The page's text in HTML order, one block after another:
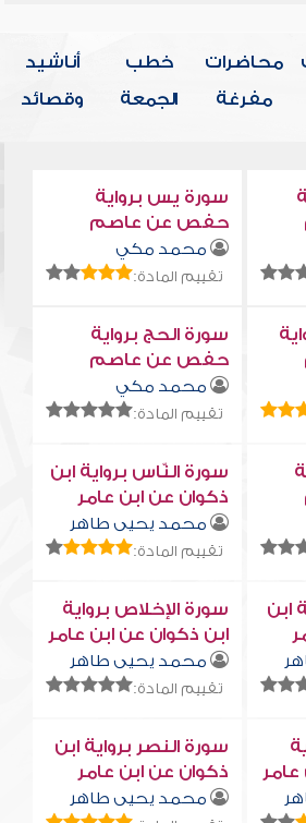
محاضرات
مفرغة
خطب
الجمعة
أناشيد
وقصائد
سورة يس برواية
حفص عن عاصم
محمد مكي
تقييم المادة:
سورة الحج برواية
حفص عن عاصم
محمد مكي
تقييم المادة:
سورة النّاس برواية ابن
ذكوان عن ابن عامر
محمد يحيى طاهر
تقييم المادة:
ابن
سورة الإخلاص برواية
ابن ذكوان عن ابن عامر
محمد يحيى طاهر
تقييم المادة:
عامر
سورة النصر برواية ابن
ذكوان عن ابن عامر
محمد يحيى طاهر